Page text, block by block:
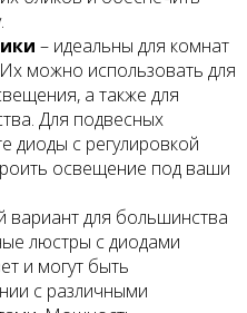
– идеальны для комнат
можно использовать для
а также для
Для подвесных
диоды с регулировкой
освещение под ваши
вариант для большинства
люстры с диодами
и могут быть
с различными